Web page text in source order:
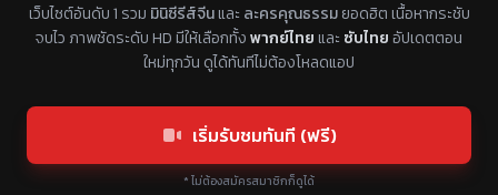
เว็บไซต์อันดับ 1 รวม มินิซีรีส์จีนและ ละครคุณธรรมยอดฮิต เนื้อหากระชับ
จบไว ภาพชัดระดับ HD มีให้เลือกทั้งพากย์ไทยและ ซับไทยอัปเดตตอน
ใหม่ทุกวัน ดูได้ทันทีไม่ต้องโหลดแอป
เริ่มรับชมทันที (ฟรี)
* ไม่ต้องสมัครสมาชิกก็ดูได้